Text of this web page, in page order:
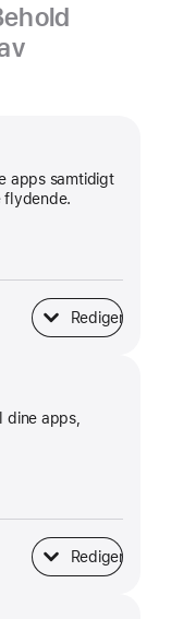
apps samtidigt
flydende.
Rediger
Samlet hukommelse
dine apps,
Rediger
SSD-lagring